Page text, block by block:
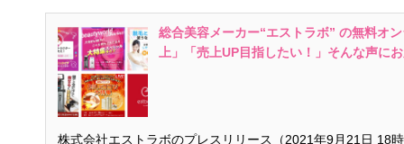
総合美容メーカー“エストラボ” の無料オ
上」「売上UP目指したい！」そんな声に
株式会社エストラボのプレスリリース（2021年9月21日 18